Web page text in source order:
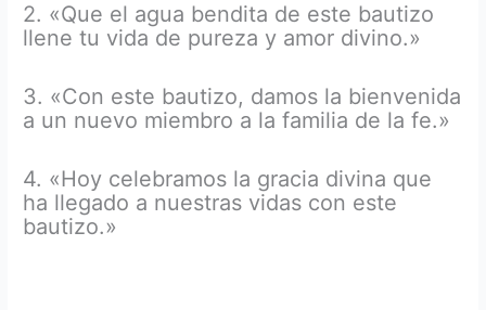
2. «Que el agua bendita de este bautizo
llene tu vida de pureza y amor divino.»
3. «Con este bautizo, damos la bienvenida
a un nuevo miembro a la familia de la fe.»
4. «Hoy celebramos la gracia divina que
ha llegado a nuestras vidas con este
bautizo.»